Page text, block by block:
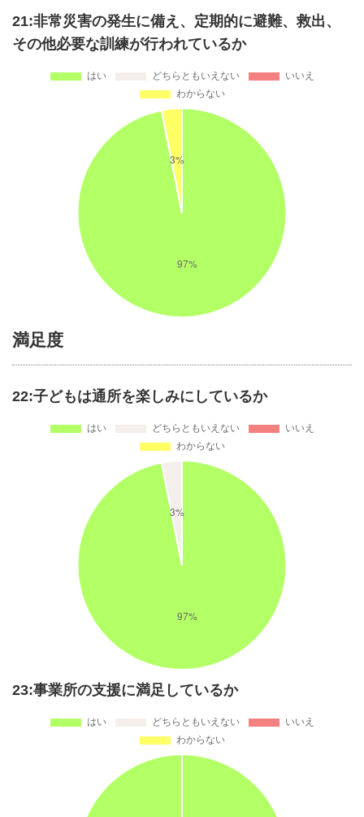
21:非常災害の発生に備え、定期的に避難、救出、
その他必要な訓練が行われているか
満足度
22:子どもは通所を楽しみにしているか
23:事業所の支援に満足しているか